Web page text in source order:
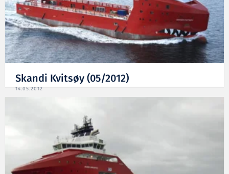
Skandi Kvitsøy (05/2012)
14.05.2012